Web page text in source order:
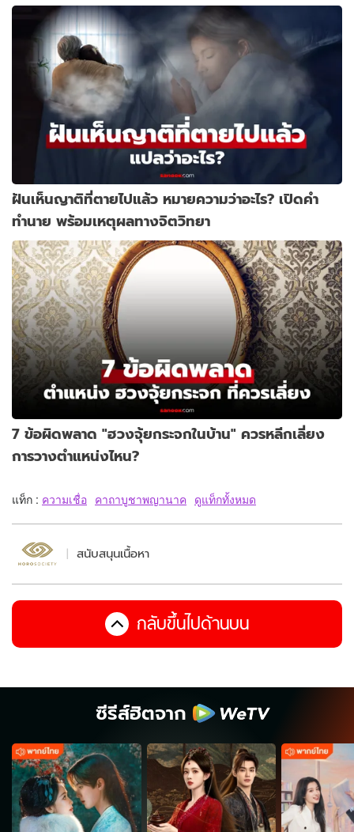
ฝันเห็นญาติที่ตายไปแล้ว หมายความว่าอะไร? เปิดคำ
ทำนาย พร้อมเหตุผลทางจิตวิทยา
7 ข้อผิดพลาด "ฮวงจุ้ยกระจกในบ้าน" ควรหลีกเลี่ยง
การวางตำแหน่งไหน?
แท็ก : ความเชื่อ คาถาบูชาพญานาค ดูแท็กทั้งหมด
สนับสนุนเนื้อหา
กลับขึ้นไปด้านบน
ซีรีส์ฮิตจาก